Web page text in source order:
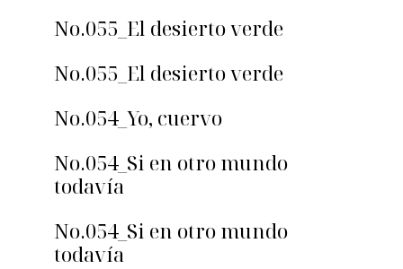
No.055_El desierto verde
No.055_El desierto verde
No.054_Yo, cuervo
No.054_Si en otro mundo
todavía
No.054_Si en otro mundo
todavía